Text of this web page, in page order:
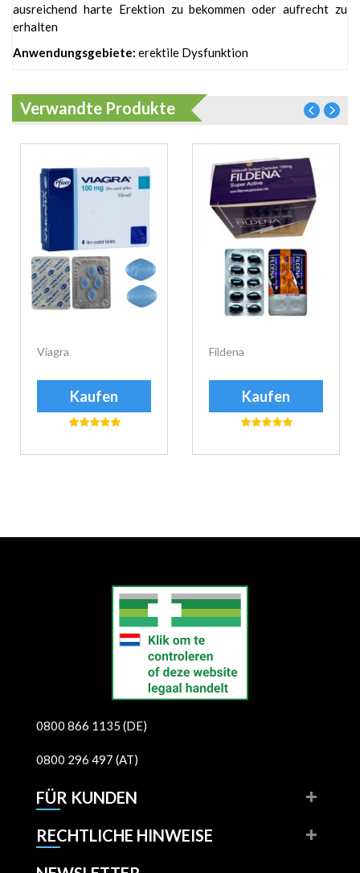
ausreichend harte Erektion zu bekommen oder aufrecht zu
erhalten
Anwendungsgebiete: erektile Dysfunktion
Verwandte Produkte
Viagra
Kaufen
Fildena
Kaufen
0800 866 1135 (DE)
0800 296 497 (AT)
FÜR KUNDEN
RECHTLICHE HINWEISE